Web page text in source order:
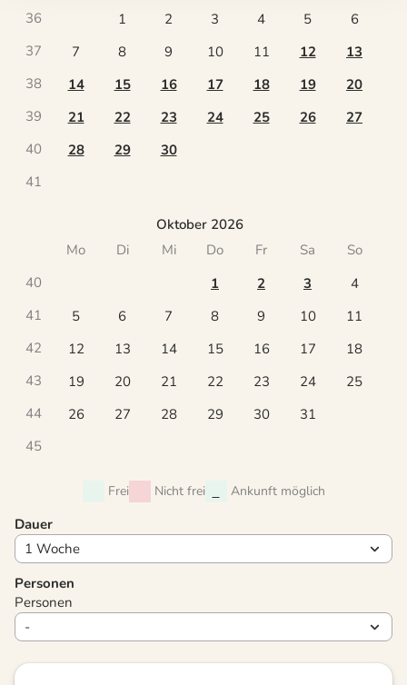
36 1 2 3 4 5
6
37
7 8 9 10 11 12
13
38
14 15 16 17 18 19
20
39
21 22 23 24 25 26
27
40
28 29
30
41
Oktober 2026
Mo
Di Mi Do Fr Sa
So
40
1 2 3
4
41
5 6 7 8 9 10
11
42
12 13 14 15 16 17
18
43
19 20 21 22 23 24
25
44
26 27 28 29 30
31
45
Frei Nicht frei Ankunft möglich
Dauer
Personen
Personen